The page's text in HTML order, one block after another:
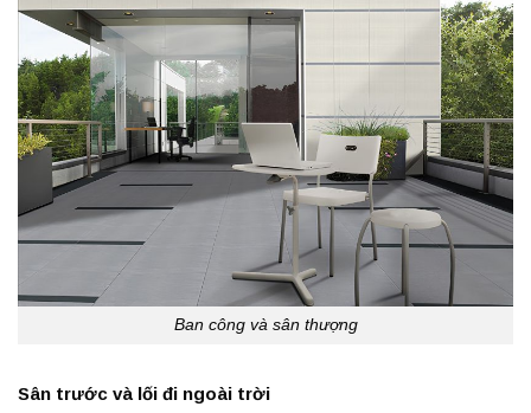
Ban công và sân thượng
Sân trước và lối đi ngoài trời